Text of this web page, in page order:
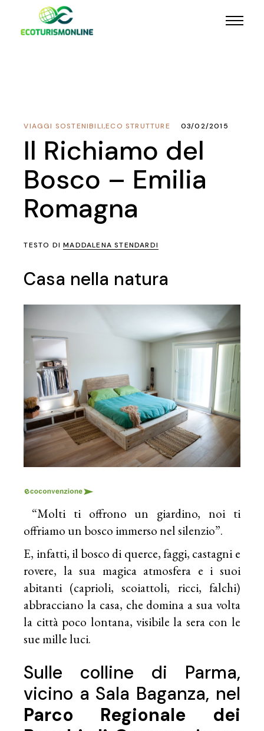
ECO STRUTTURE
,
VIAGGI SOSTENIBILI 03/02/2015
Il Richiamo del
Bosco – Emilia
Romagna
TESTO DIMADDALENA STENDARDI
Casa nella natura
“Molti ti offrono un giardino, noi ti
offriamo un bosco immerso nel silenzio”.
E, infatti, il bosco di querce, faggi, castagni e
rovere, la sua magica atmosfera e i suoi
abitanti (caprioli, scoiattoli, ricci, falchi)
abbracciano la casa, che domina a sua volta
la città poco lontana, visibile la sera con le
sue mille luci.
Sulle colline di Parma,
vicino a Sala Baganza, nel
Parco Regionale dei